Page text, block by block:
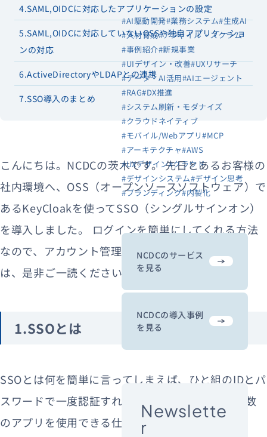
4.SAML,OIDCに対応したアプリケーションの設定
5.SAML,OIDCに対応していないOSSや独自アプリケーショ
ンの対応
6.ActiveDirectoryやLDAPとの連携
7.SSO導入のまとめ
こんにちは。NCDCの茨木です。先日とあるお客様の
社内環境へ、OSS（オープンソースソフトウェア）で
あるKeyCloakを使ってSSO（シングルサインオン）
を導入しました。
ログインを簡単にしてくれる方法
なので、アカウント管理にお困りの担当者のかた
は、是非ご一読ください。
1.SSOとは
SSOとは何を簡単に言ってしまえば、ひと組のIDとパ
スワードで一度認証すれば、ログインが必要な複数
のアプリを使用できる仕組みです。
#AI駆動開発#業務システム#生成AI
#人材育成#アジャイル・スクラム
#事例紹介#新規事業
#UIデザイン・改善#UXリサーチ
#データ・AI活用#AIエージェント
#RAG#DX推進
#システム刷新・モダナイズ
#クラウドネイティブ
#モバイル/Webアプリ#MCP
#アーキテクチャ#AWS
#UXデザイン#クラウド
#デザインシステム#デザイン思考
#ブランディング#内製化
NCDCのサービス
を見る
NCDCの導入事例
を見る
Newslette
r